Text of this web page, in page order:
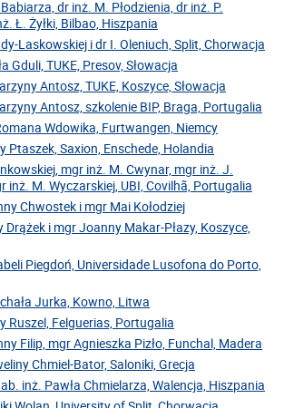
dr inż. M. Płodzienia, dr inż. P.
Ł. Żyłki, Bilbao, Hiszpania
Laskowskiej i dr I. Oleniuch, Split, Chorwacja
Gduli, TUKE, Presov, Słowacja
Antosz, TUKE, Koszyce, Słowacja
Antosz, szkolenie BIP, Braga, Portugalia
Wdowika, Furtwangen, Niemcy
Ptaszek, Saxion, Enschede, Holandia
mgr inż. M. Cwynar, mgr inż. J.
inż. M. Wyczarskiej, UBI, Covilhã, Portugalia
Chwostek i mgr Mai Kołodziej
Drążek i mgr Joanny Makar-Płazy, Koszyce,
Piegdoń, Universidade Lusofona do Porto,
Jurka, Kowno, Litwa
Ruszel, Felguerias, Portugalia
Filip, mgr Agnieszka Pizło, Funchal, Madera
Chmiel-Bator, Saloniki, Grecja
inż. Pawła Chmielarza, Walencja, Hiszpania